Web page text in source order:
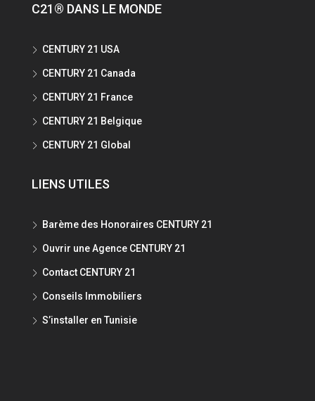
C21® DANS LE MONDE
CENTURY 21 USA
CENTURY 21 Canada
CENTURY 21 France
CENTURY 21 Belgique
CENTURY 21 Global
LIENS UTILES
Barème des Honoraires CENTURY 21
Ouvrir une Agence CENTURY 21
Contact CENTURY 21
Conseils Immobiliers
S’installer en Tunisie